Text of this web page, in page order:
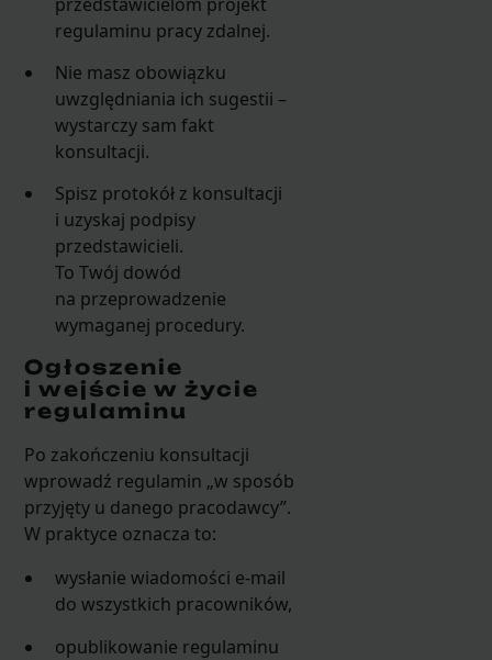
regulaminu pracy zdalnej.
Nie masz obowiązku
uwzględniania ich sugestii –
wystarczy sam fakt
konsultacji.
Spisz protokół z konsultacji
i uzyskaj podpisy
przedstawicieli.
To Twój dowód
na przeprowadzenie
wymaganej procedury.
Ogłoszenie
i wejście w życie
regulaminu
Po zakończeniu konsultacji
wprowadź regulamin „w sposób
przyjęty u danego pracodawcy”.
W praktyce oznacza to:
wysłanie wiadomości e-mail
do wszystkich pracowników,
opublikowanie regulaminu